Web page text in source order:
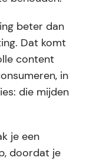
beter dan
Dat komt
content
in
die mijden
je een
doordat je